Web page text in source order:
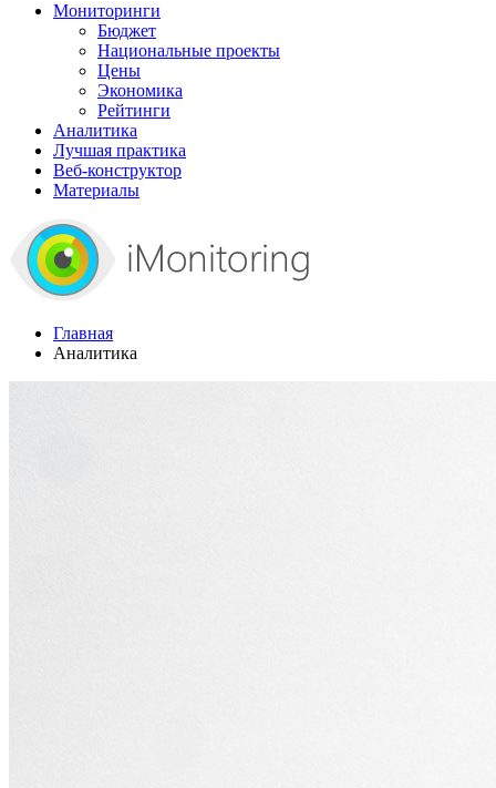
Мониторинги
Бюджет
Национальные проекты
Цены
Экономика
Рейтинги
Аналитика
Лучшая практика
Веб-конструктор
Материалы
Главная
Аналитика